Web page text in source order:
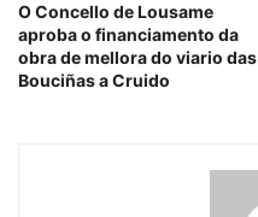
O Concello de Lousame
aproba o financiamento da
obra de mellora do viario das
Bouciñas a Cruido